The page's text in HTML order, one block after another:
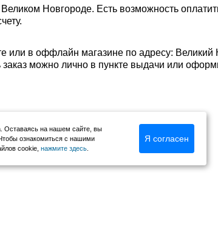
Новгороде. Есть возможность
или в оффлайн магазине по адресу:
можно лично в пункте выдачи или
Оставаясь на нашем сайте, вы
ознакомиться с нашими
cookie, нажмите здесь
Я согласен